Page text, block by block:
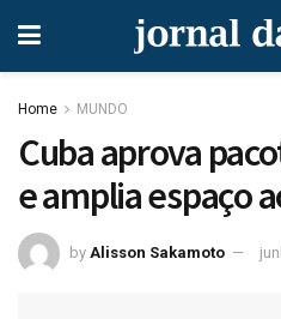
Home MUNDO
Cuba aprova
e amplia espaço
by Alisson Sakamoto